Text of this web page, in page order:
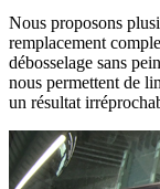
Nous proposons
remplacement
débosselage sans
nous permettent de
un résultat